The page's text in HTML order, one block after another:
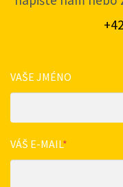
VAŠE JMÉNO
VÁŠ E-MAIL*